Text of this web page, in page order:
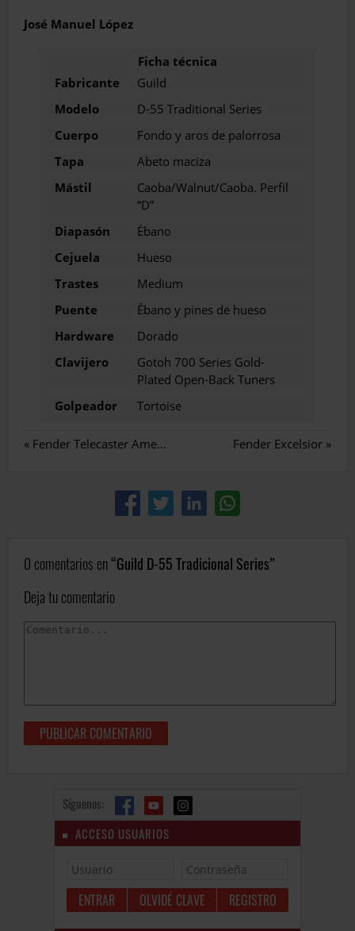
José Manuel López
Fabricante
Guild
Modelo
D-55 Traditional Series
Cuerpo
Fondo y aros de palorrosa
Tapa
Abeto maciza
Mástil
Caoba/Walnut/Caoba. Perfil
“D”
Diapasón
Ébano
Cejuela
Hueso
Trastes
Medium
Puente
Ébano y pines de hueso
Hardware
Dorado
Clavijero
Gotoh 700 Series Gold-
Plated Open-Back Tuners
Golpeador
Tortoise
« Fender Telecaster American Vintage 52 Fender Excelsior »
0 comentarios en Guild D-55 Tradicional Series
Deja tu comentario
Síguenos:
ACCESO USUARIOS
OLVIDÉ CLAVE REGISTRO